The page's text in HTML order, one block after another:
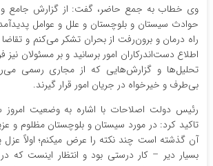
وی خطاب به جمع حاضر، گفت: از گزارش جامع و
حوادث سیستان و بلوچستان و علل و عوامل
راه درمان و برون‌رفت از بحران تشکر می‌کنم و
اطلاع دست‌اندرکاران امور برسانید و بر مسئولان
تحلیل‌ها و گزارش‌هایی که از مجاری رسمی
بی‌طرف و خیرخواه در جریان امور قرار گیرند.
رئیس دولت اصلاحات با اشاره به وضعیت امروز
تاکید کرد: در مورد سیستان و بلوچستان مظلوم و
آن گذشته است چند نکته را عرض میکنم؛ اولاً
بسیار دیر – کار درستی بود و انتظار اینست که